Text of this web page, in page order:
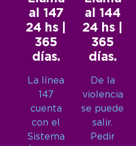
al 147
24 hs |
365
días.
La línea
147
cuenta
con el
Sistema
al 144
24 hs |
365
días.
De la
violencia
se puede
salir.
Pedir